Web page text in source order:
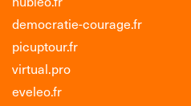
democratie-courage.fr
picuptour.fr
virtual.pro
eveleo.fr